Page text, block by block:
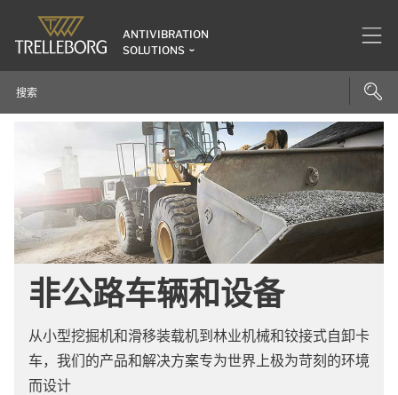
ANTIVIBRATION
SOLUTIONS
非公路车辆和设备
从小型挖掘机和滑移装载机到林业机械和铰接式自卸卡
车，我们的产品和解决方案专为世界上极为苛刻的环境
而设计